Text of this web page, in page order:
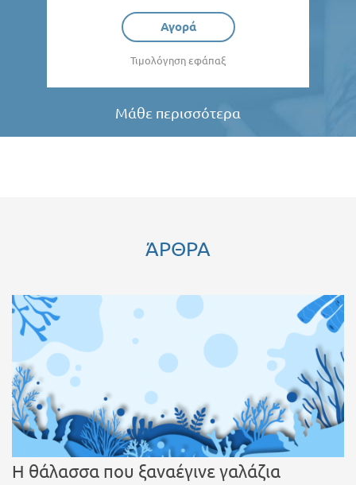
Αγορά
Τιμολόγηση εφάπαξ
Μάθε περισσότερα
ΆΡΘΡΑ
Η θάλασσα που ξαναέγινε γαλάζια